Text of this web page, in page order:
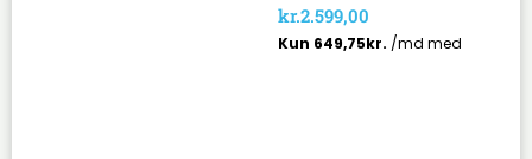
kr.2.599,00